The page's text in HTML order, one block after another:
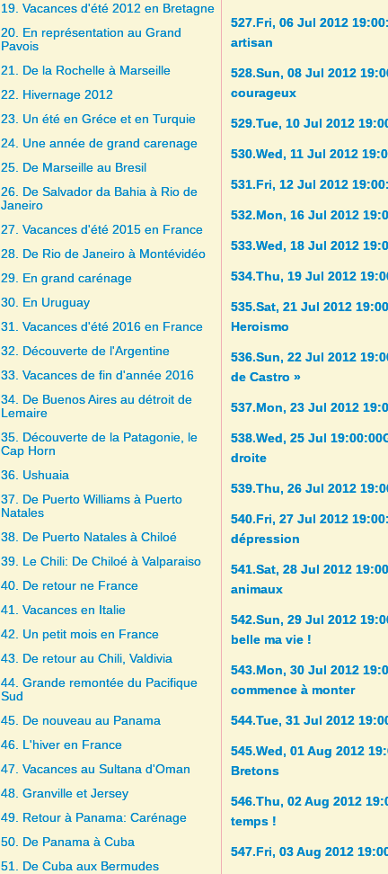
19. Vacances d'été 2012 en Bretagne
20. En représentation au Grand
Pavois
21. De la Rochelle à Marseille
22. Hivernage 2012
23. Un été en Gréce et en Turquie
24. Une année de grand carenage
25. De Marseille au Bresil
26. De Salvador da Bahia à Rio de
Janeiro
27. Vacances d'été 2015 en France
28. De Rio de Janeiro à Montévidéo
29. En grand carénage
30. En Uruguay
31. Vacances d'été 2016 en France
32. Découverte de l'Argentine
33. Vacances de fin d'année 2016
34. De Buenos Aires au détroit de
Lemaire
35. Découverte de la Patagonie, le
Cap Horn
36. Ushuaia
37. De Puerto Williams à Puerto
Natales
38. De Puerto Natales à Chiloé
39. Le Chili: De Chiloé à Valparaiso
40. De retour ne France
41. Vacances en Italie
42. Un petit mois en France
43. De retour au Chili, Valdivia
44. Grande remontée du Pacifique
Sud
45. De nouveau au Panama
46. L'hiver en France
47. Vacances au Sultana d'Oman
48. Granville et Jersey
49. Retour à Panama: Carénage
50. De Panama à Cuba
51. De Cuba aux Bermudes
527.Fri, 06 Jul 2012
artisan
528.Sun, 08 Jul 2012
courageux
529.Tue, 10 Jul 2012
530.Wed, 11 Jul 2012
531.Fri, 12 Jul 2012
532.Mon, 16 Jul 2012
533.Wed, 18 Jul 2012
534.Thu, 19 Jul 2012
535.Sat, 21 Jul 2012
Heroismo
536.Sun, 22 Jul 2012
de Castro »
537.Mon, 23 Jul 2012
538.Wed, 25 Jul
droite
539.Thu, 26 Jul 2012
540.Fri, 27 Jul 2012
dépression
541.Sat, 28 Jul 2012
animaux
542.Sun, 29 Jul 2012
belle ma vie !
543.Mon, 30 Jul 2012
commence à monter
544.Tue, 31 Jul 2012
545.Wed, 01 Aug 2012
Bretons
546.Thu, 02 Aug 2012
temps !
547.Fri, 03 Aug 2012